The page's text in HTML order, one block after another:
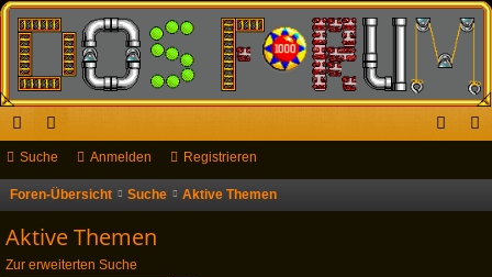
ch
ne
llz
ug
or
en
Suche Anmelden Registrieren
Foren-Übersicht Suche Aktive Themen
Aktive Themen
Zur erweiterten Suche